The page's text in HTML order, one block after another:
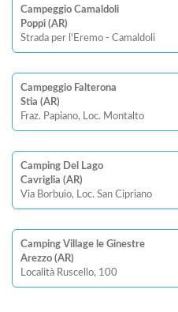
Campeggio Camaldoli
Poppi (AR)
Strada per l'Eremo - Camaldoli
Campeggio Falterona
Stia (AR)
Fraz. Papiano, Loc. Montalto
Camping Del Lago
Cavriglia (AR)
Via Borbuio, Loc. San Cipriano
Camping Village le Ginestre
Arezzo (AR)
Località Ruscello, 100